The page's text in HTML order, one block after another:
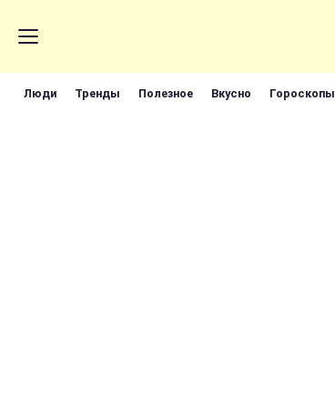
Люди Тренды Полезное Вкусно Гороскопы